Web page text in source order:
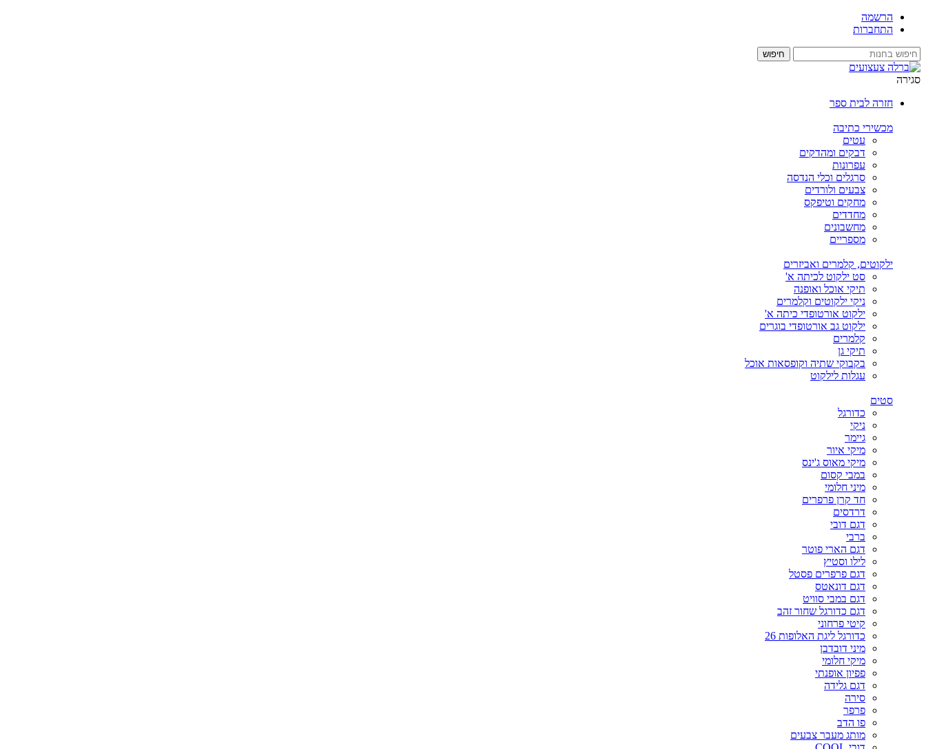
הרשמה
התחברות
סגירה
חזרה לבית ספר
מכשירי כתיבה
עטים
דבקים ומהדקים
עפרונות
סרגלים וכלי הנדסה
צבעים ולורדים
מחקים וטיפקס
מחדדים
מחשבונים
מספריים
ילקוטים, קלמרים ואביזרים
סט ילקוט לכיתה א'
תיקי אוכל ואופנה
ניקי ילקוטים וקלמרים
ילקוט אורטופדי כיתה א'
ילקוט גב אורטופדי בוגרים
קלמרים
תיקי גן
בקבוקי שתיה וקופסאות אוכל
עגלות לילקוט
סטים
כדורגל
ניקי
גיימר
מיקי איור
מיקי מאוס ג'ינס
במבי קסום
מיני חלומי
חד קרן פרפרים
דרדסים
דגם דובי
ברבי
דגם הארי פוטר
לילו וסטיץ
דגם פרפרים פסטל
דגם דונאטס
דגם במבי סוויט
דגם כדורגל שחור זהב
קיטי פרחוני
כדורגל ליגת האלופות 26
מיני דובדבן
מיקי חלומי
פפיון אופנתי
דגם גלידה
סירה
פרפר
פו הדב
מותג מעבר צבעים